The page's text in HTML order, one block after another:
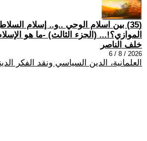
(35) بين اسلام الوحي ..و.. إسلام
الموازي؟!... (الجزء الثالث) -ما هو
خلف الناصر
2026 / 8 / 6
العلمانية، الدين السياسي ونقد الفكر